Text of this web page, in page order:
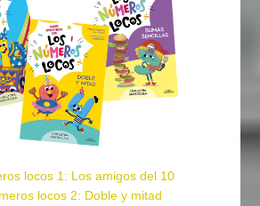
locos 1: Los amigos del 10
locos 2: Doble y mitad